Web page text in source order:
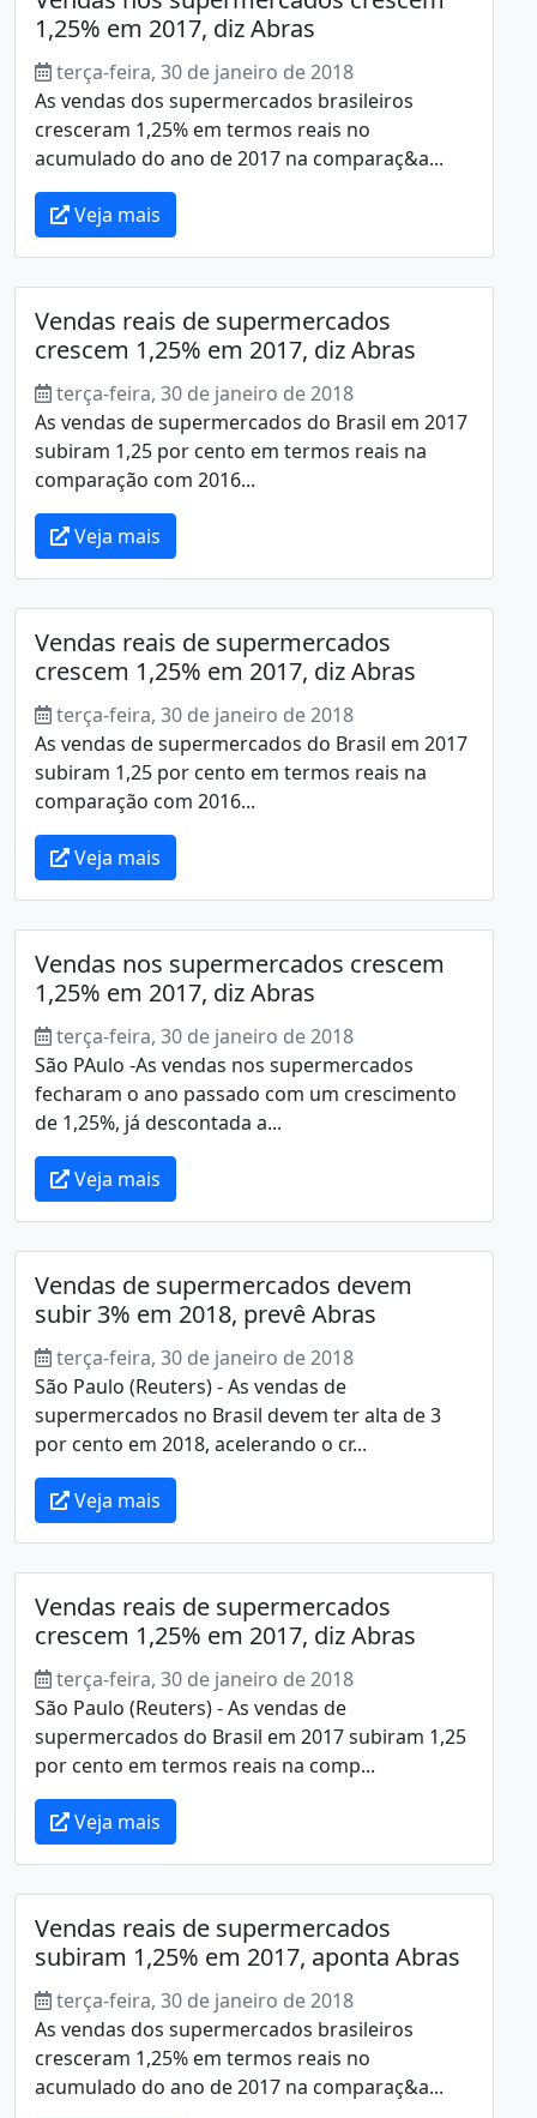
1,25% em 2017, diz Abras
terça-feira, 30 de janeiro de 2018
As vendas dos supermercados brasileiros
cresceram 1,25% em termos reais no
acumulado do ano de 2017 na comparaç&a...
Veja mais
Vendas reais de supermercados
crescem 1,25% em 2017, diz Abras
terça-feira, 30 de janeiro de 2018
As vendas de supermercados do Brasil em 2017
subiram 1,25 por cento em termos reais na
comparação com 2016...
Veja mais
Vendas reais de supermercados
crescem 1,25% em 2017, diz Abras
terça-feira, 30 de janeiro de 2018
As vendas de supermercados do Brasil em 2017
subiram 1,25 por cento em termos reais na
comparação com 2016...
Veja mais
Vendas nos supermercados crescem
1,25% em 2017, diz Abras
terça-feira, 30 de janeiro de 2018
São PAulo -As vendas nos supermercados
fecharam o ano passado com um crescimento
de 1,25%, já descontada a...
Veja mais
Vendas de supermercados devem
subir 3% em 2018, prevê Abras
terça-feira, 30 de janeiro de 2018
São Paulo (Reuters) - As vendas de
supermercados no Brasil devem ter alta de 3
por cento em 2018, acelerando o cr...
Veja mais
Vendas reais de supermercados
crescem 1,25% em 2017, diz Abras
terça-feira, 30 de janeiro de 2018
São Paulo (Reuters) - As vendas de
supermercados do Brasil em 2017 subiram 1,25
por cento em termos reais na comp...
Veja mais
Vendas reais de supermercados
subiram 1,25% em 2017, aponta Abras
terça-feira, 30 de janeiro de 2018
As vendas dos supermercados brasileiros
cresceram 1,25% em termos reais no
acumulado do ano de 2017 na comparaç&a...